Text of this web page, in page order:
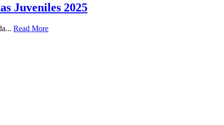
Juveniles 2025
Read More